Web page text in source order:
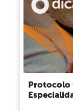
Protocolo